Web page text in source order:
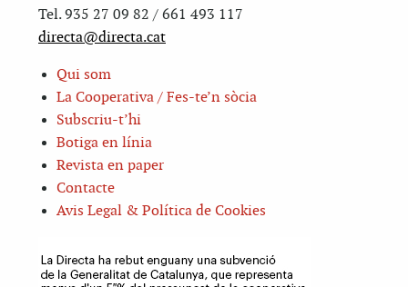
Tel. 935 27 09 82 / 661 493 117
directa@directa.cat
Qui som
La Cooperativa / Fes-te’n sòcia
Subscriu-t’hi
Botiga en línia
Revista en paper
Contacte
Avis Legal & Política de Cookies